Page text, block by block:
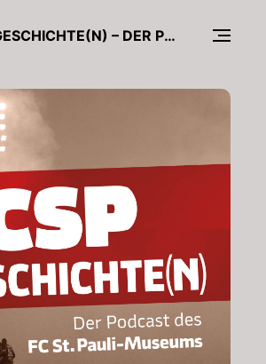
FCSP-GESCHICHTE(N) – DER PODCAST DES FC ST. PAULI-MUSEUMS